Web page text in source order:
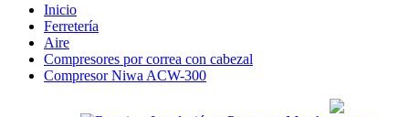
Inicio
Ferretería
Aire
Compresores por correa con cabezal
Compresor Niwa ACW-300